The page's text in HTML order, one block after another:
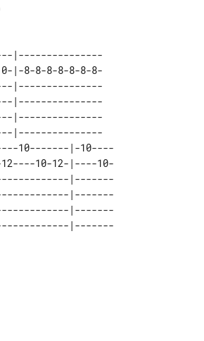
|---------------
|-8-8-8-8-8-8-8-
|---------------
|---------------
|---------------
|---------------
10-------|-10----
10-12-|----10-
|-------
|-------
|-------
|-------